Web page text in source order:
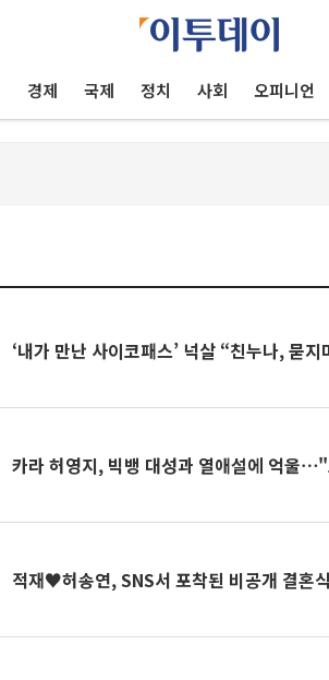
경제 국제 정치 사회 오피니언
‘내가 만난 사이코패스’ 넉살 “친누나, 묻
카라 허영지, 빅뱅 대성과 열애설에 억울
적재♥허송연, SNS서 포착된 비공개 결혼